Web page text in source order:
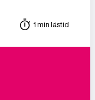
1 min lästid